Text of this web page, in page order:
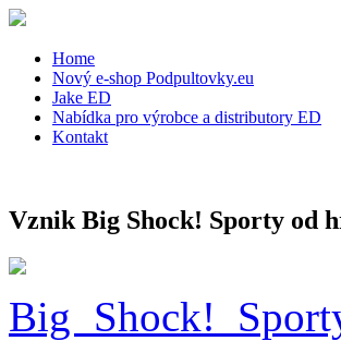
Home
Nový e-shop Podpultovky.eu
Jake ED
Nabídka pro výrobce a distributory ED
Kontakt
Vznik Big Shock! Sporty od
Big Shock!